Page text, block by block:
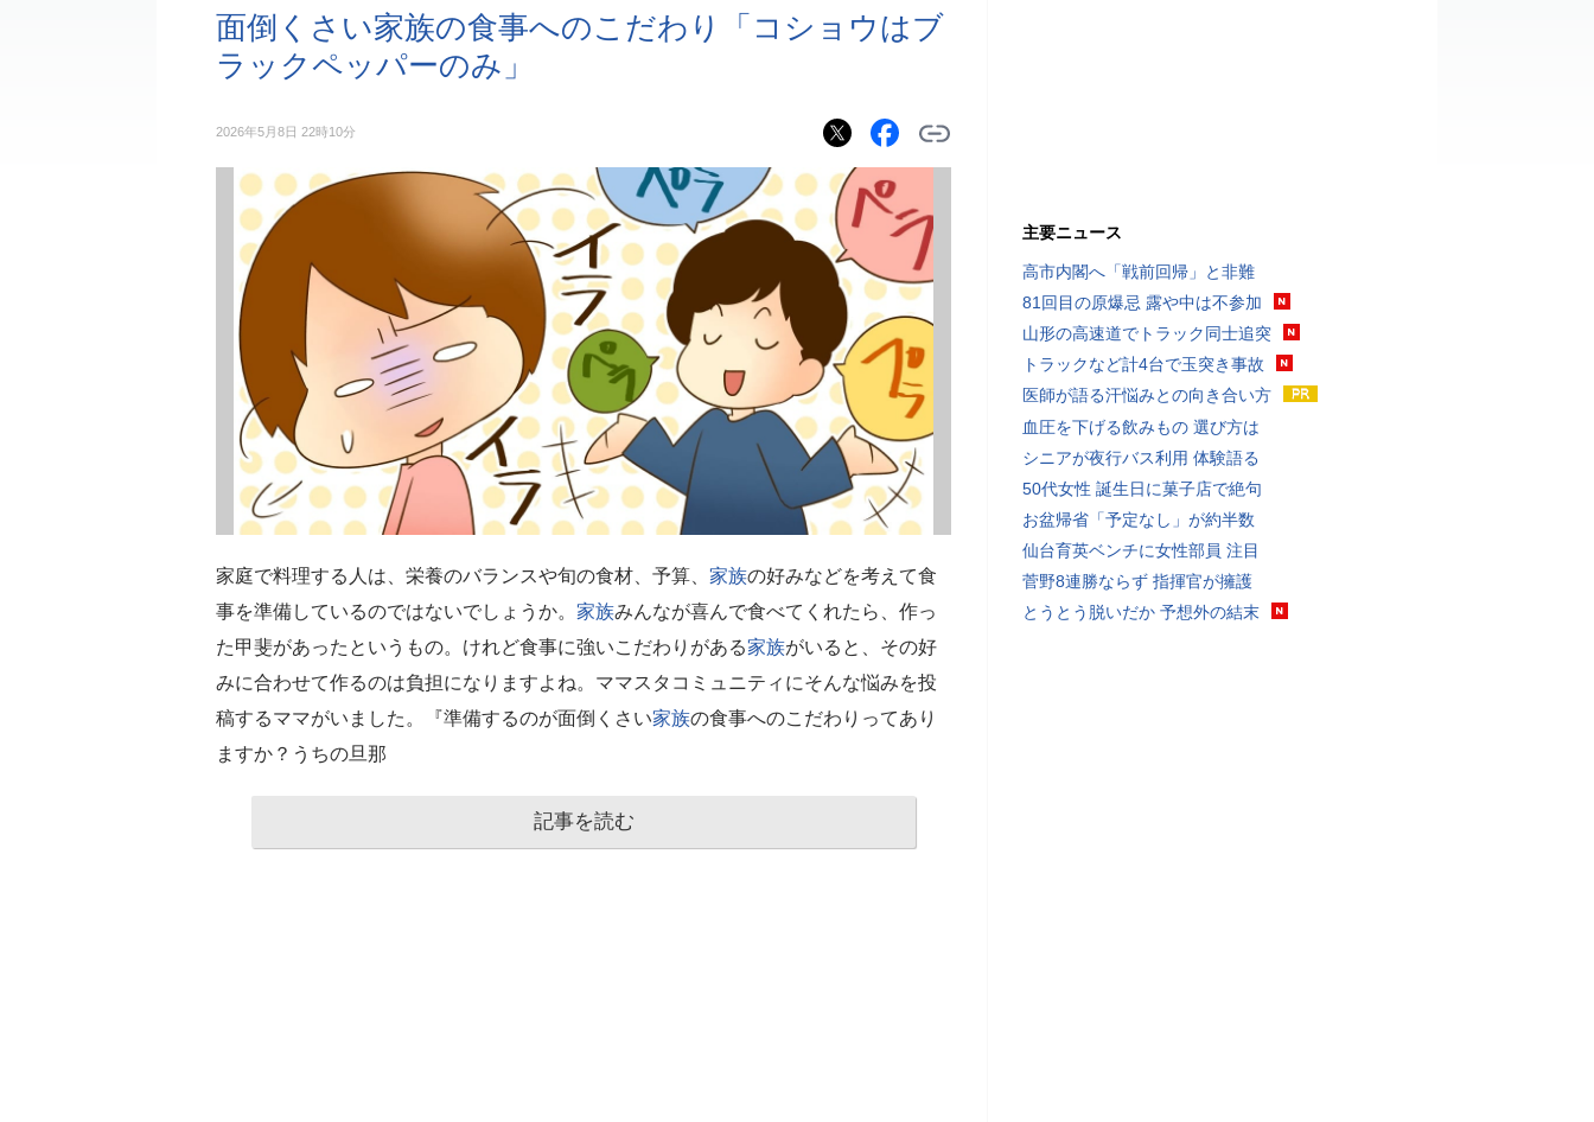
面倒くさい家族の食事へのこだわり「コショウはブ
ラックペッパーのみ」
2026年5月8日 22時10分
家庭で料理する人は、栄養のバランスや旬の食材、予算、 家族の好みなどを考えて食
事を準備しているのではないでしょうか。 家族みんなが喜んで食べてくれたら、作っ
た甲斐があったというもの。けれど食事に強いこだわりがある家族がいると、その好
みに合わせて作るのは負担になりますよね。ママスタコミュニティにそんな悩みを投
稿するママがいました。『準備するのが面倒くさい家族の食事へのこだわりってあり
ますか？うちの旦那
記事を読む
主要ニュース
高市内閣へ「戦前回帰」と非難
81回目の原爆忌 露や中は不参加
山形の高速道でトラック同士追突
トラックなど計4台で玉突き事故
医師が語る汗悩みとの向き合い方
血圧を下げる飲みもの 選び方は
シニアが夜行バス利用 体験語る
50代女性 誕生日に菓子店で絶句
お盆帰省「予定なし」が約半数
仙台育英ベンチに女性部員 注目
菅野8連勝ならず 指揮官が擁護
とうとう脱いだか 予想外の結末